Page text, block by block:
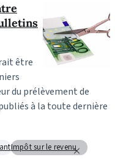
être
du prélèvement de
à la toute dernière
Impôt sur le revenu